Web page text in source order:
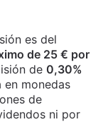
es del
de 25 € por
de 0,30%
en monedas
de
ni por